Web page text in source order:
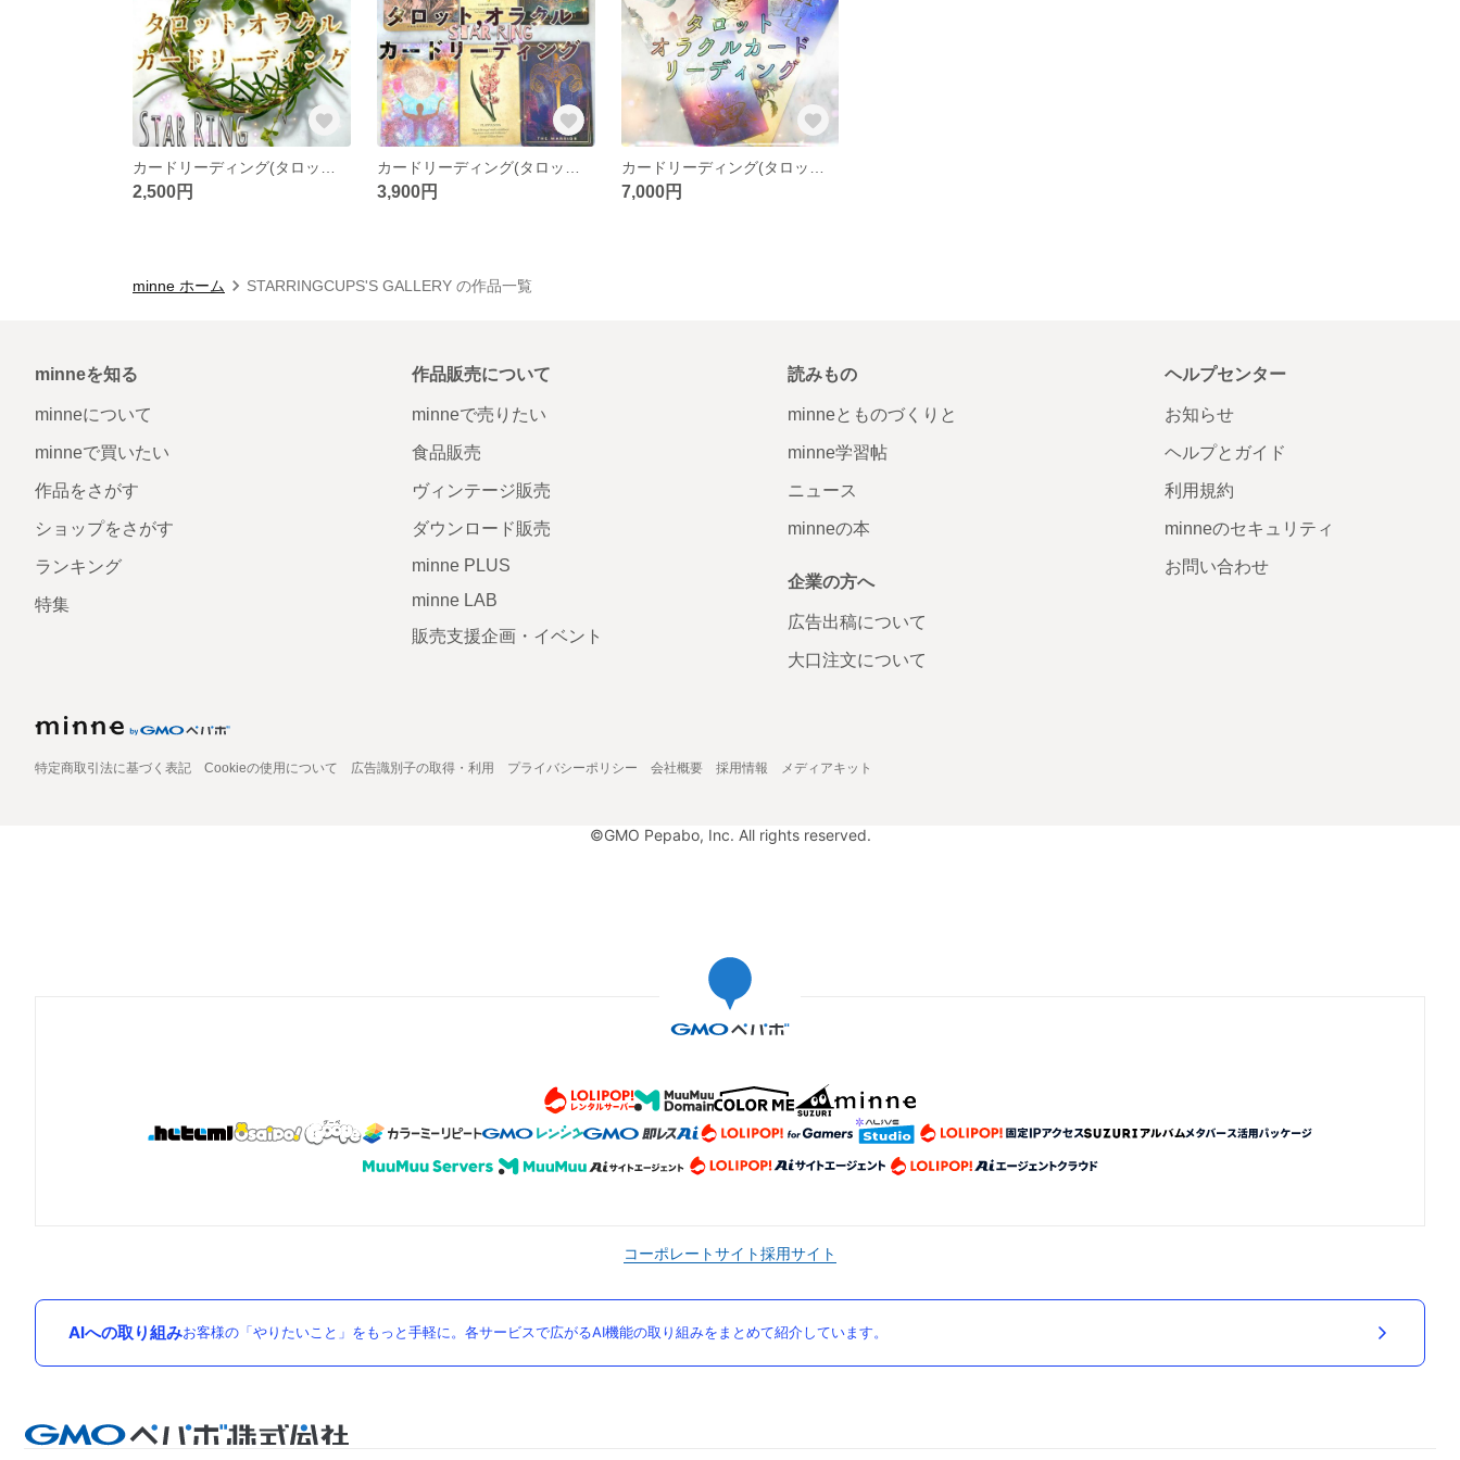
2,500円 3,900円 7,000円
minne ホーム STARRINGCUPS'S GALLERY の作品一覧
minneを知る
minneについて
minneで買いたい
作品をさがす
ショップをさがす
ランキング
特集
作品販売について
minneで売りたい
食品販売
ヴィンテージ販売
ダウンロード販売
minne PLUS
minne LAB
販売支援企画・イベント
読みもの
minneとものづくりと
minne学習帖
ニュース
minneの本
企業の方へ
広告出稿について
大口注文について
ヘルプセンター
お知らせ
ヘルプとガイド
利用規約
minneのセキュリティ
お問い合わせ
特定商取引法に基づく表記 Cookieの使用について 広告識別子の取得・利用 プライバシーポリシー 会社概要 採用情報 メディアキット
©GMO Pepabo, Inc. All rights reserved.
コーポレートサイト採用サイト
AIへの取り組みお客様の「やりたいこと」をもっと手軽に。各サービスで広がるAI機能の取り組みをまとめて紹介しています。